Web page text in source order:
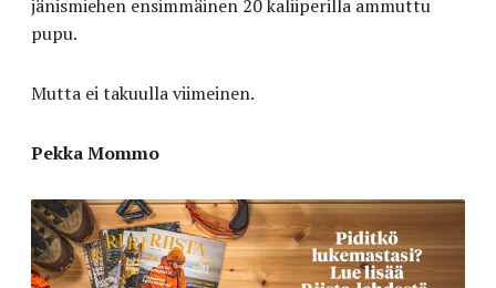
jänismiehen ensimmäinen 20 kaliiperilla ammuttu
pupu.
Mutta ei takuulla viimeinen.
Pekka Mommo